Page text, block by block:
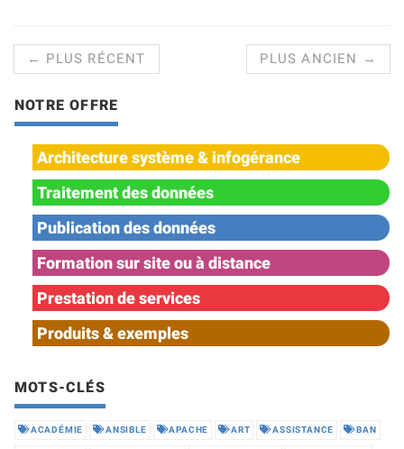
← PLUS RÉCENT PLUS ANCIEN →
NOTRE OFFRE
Architecture système & infogérance
Traitement des données
Publication des données
Formation sur site ou à distance
Prestation de services
Produits & exemples
MOTS-CLÉS
ACADÉMIE ANSIBLE APACHE ART ASSISTANCE BAN